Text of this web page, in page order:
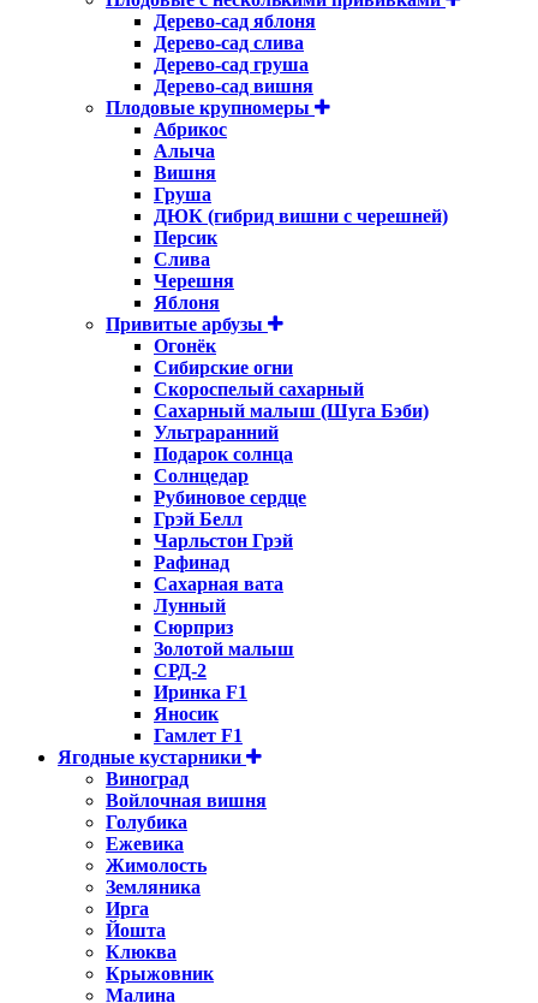
Дерево-сад яблоня
Дерево-сад слива
Дерево-сад груша
Дерево-сад вишня
Плодовые крупномеры
Абрикос
Алыча
Вишня
Груша
ДЮК (гибрид вишни с черешней)
Персик
Слива
Черешня
Яблоня
Привитые арбузы
Огонёк
Сибирские огни
Скороспелый сахарный
Сахарный малыш (Шуга Бэби)
Ультраранний
Подарок солнца
Солнцедар
Рубиновое сердце
Грэй Белл
Чарльстон Грэй
Рафинад
Сахарная вата
Лунный
Сюрприз
Золотой малыш
СРД-2
Иринка F1
Яносик
Гамлет F1
Ягодные кустарники
Виноград
Войлочная вишня
Голубика
Ежевика
Жимолость
Земляника
Ирга
Йошта
Клюква
Крыжовник
Малина